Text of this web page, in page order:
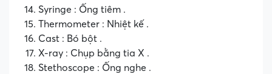
Syringe : Ống tiêm .
Thermometer : Nhiệt kế .
Cast : Bó bột .
X-ray : Chụp bằng tia X .
Stethoscope : Ống nghe .